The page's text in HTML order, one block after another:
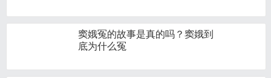
窦娥冤的故事是真的吗？窦娥到
底为什么冤